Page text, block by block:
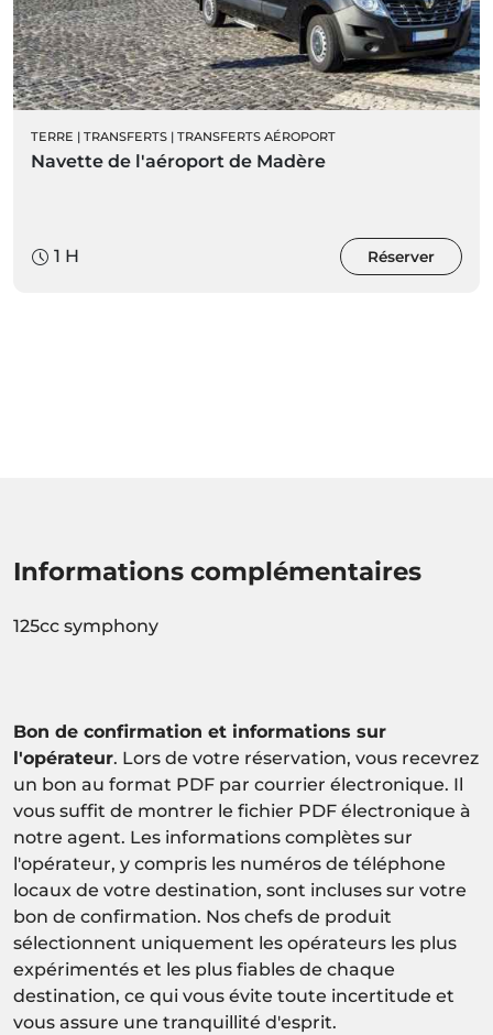
TERRE | TRANSFERTS | TRANSFERTS AÉROPORT
Navette de l'aéroport de Madère
1 H Réserver
Informations complémentaires
125cc symphony
Bon de confirmation et informations sur
l'opérateur. Lors de votre réservation, vous recevrez
un bon au format PDF par courrier électronique. Il
vous suffit de montrer le fichier PDF électronique à
notre agent. Les informations complètes sur
l'opérateur, y compris les numéros de téléphone
locaux de votre destination, sont incluses sur votre
bon de confirmation. Nos chefs de produit
sélectionnent uniquement les opérateurs les plus
expérimentés et les plus fiables de chaque
destination, ce qui vous évite toute incertitude et
vous assure une tranquillité d'esprit.